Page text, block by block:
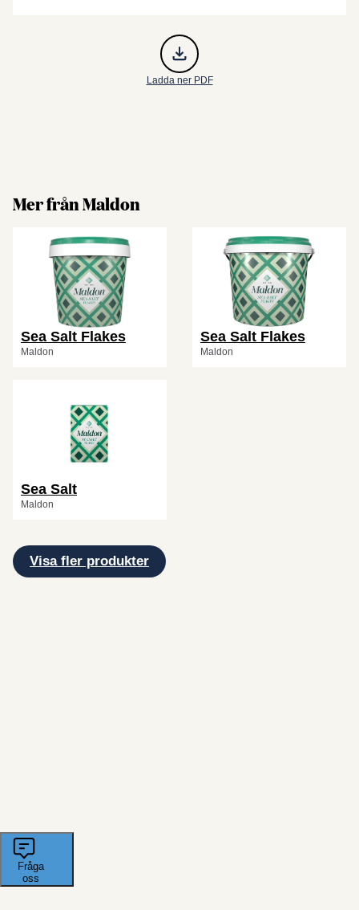
Ladda ner PDF
Mer från Maldon
Sea Salt Flakes
Maldon
Sea Salt Flakes
Maldon
Sea Salt
Maldon
Visa fler produkter